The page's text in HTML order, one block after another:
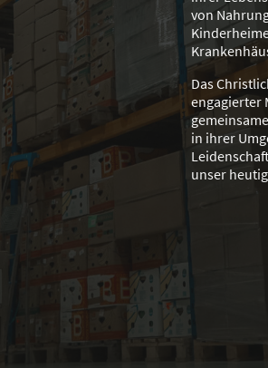
von
Das
engagierter
in ihrer
unser